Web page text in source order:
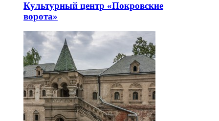
Культурный центр «Покровские
ворота»